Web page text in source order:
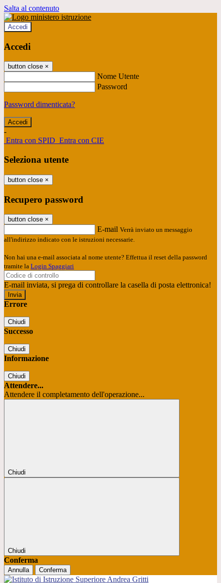
Salta al contenuto
Accedi
Accedi
button close ×
Nome Utente
Password
Password dimenticata?
-
Entra con SPID Entra con CIE
Seleziona utente
button close ×
Recupero password
button close ×
E-mail Verrà inviato un messaggio
all'indirizzo indicato con le istruzioni necessarie.
Non hai una e-mail associata al nome utente? Effettua il reset della password
tramite la Login Spaggiari
E-mail inviata, si prega di controllare la casella di posta elettronica!
Errore
Chiudi
Successo
Chiudi
Informazione
Chiudi
Attendere...
Attendere il completamento dell'operazione...
Chiudi
Chiudi
Conferma
Annulla Conferma